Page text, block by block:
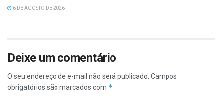
6 DE AGOSTO DE 2026
Deixe um comentário
O seu endereço de e-mail não será publicado. Campos
obrigatórios são marcados com *